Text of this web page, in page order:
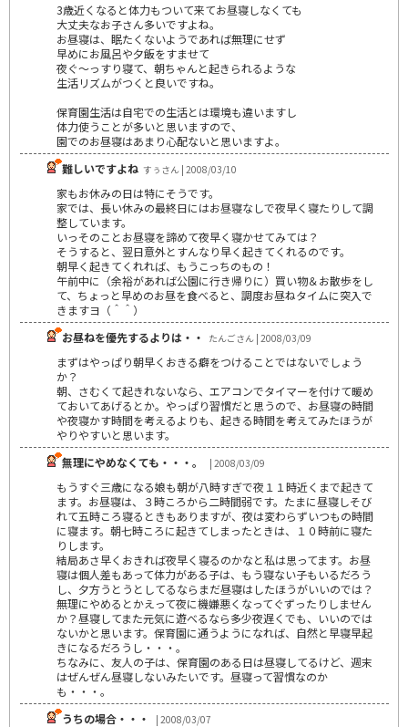
3歳近くなると体力もついて来てお昼寝しなくても
大丈夫なお子さん多いですよね。
お昼寝は、眠たくないようであれば無理にせず
早めにお風呂や夕飯をすませて
夜ぐ～っすり寝て、朝ちゃんと起きられるような
生活リズムがつくと良いですね。
保育園生活は自宅での生活とは環境も違いますし
体力使うことが多いと思いますので、
園でのお昼寝はあまり心配ないと思いますよ。
難しいですよね すぅさん | 2008/03/10
家もお休みの日は特にそうです。
家では、長い休みの最終日にはお昼寝なしで夜早く寝たりして調
整しています。
いっそのことお昼寝を諦めて夜早く寝かせてみては？
そうすると、翌日意外とすんなり早く起きてくれるのです。
朝早く起きてくれれば、もうこっちのもの！
午前中に（余裕があれば公園に行き帰りに）買い物＆お散歩をし
て、ちょっと早めのお昼を食べると、調度お昼ねタイムに突入で
きますヨ（＾＾）
お昼ねを優先するよりは・・
たんごさん | 2008/03/09
まずはやっぱり朝早くおきる癖をつけることではないでしょう
か？
朝、さむくて起きれないなら、エアコンでタイマーを付けて暖め
ておいてあげるとか。やっぱり習慣だと思うので、お昼寝の時間
や夜寝かす時間を考えるよりも、起きる時間を考えてみたほうが
やりやすいと思います。
無理にやめなくても・・・。
| 2008/03/09
もうすぐ三歳になる娘も朝が八時すぎで夜１１時近くまで起きて
ます。お昼寝は、３時ころから二時間弱です。たまに昼寝しそび
れて五時ころ寝るときもありますが、夜は変わらずいつもの時間
に寝ます。朝七時ころに起きてしまったときは、１０時前に寝た
りします。
結局あさ早くおきれば夜早く寝るのかなと私は思ってます。お昼
寝は個人差もあって体力がある子は、もう寝ない子もいるだろう
し、夕方うとうとしてるならまだ昼寝はしたほうがいいのでは？
無理にやめるとかえって夜に機嫌悪くなってぐずったりしません
か？昼寝してまた元気に遊べるなら多少夜遅くでも、いいのでは
ないかと思います。保育園に通うようになれば、自然と早寝早起
きになるだろうし・・・。
ちなみに、友人の子は、保育園のある日は昼寝してるけど、週末
はぜんぜん昼寝しないみたいです。昼寝って習慣なのか
も・・・。
うちの場合・・・
| 2008/03/07